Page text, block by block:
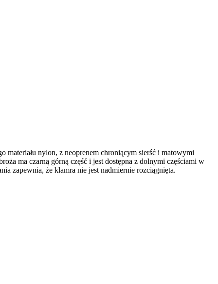
materiału nylon, z neoprenem chroniącym sierść i matowymi
ma czarną górną część i jest dostępna z dolnymi częściami w
zapewnia, że klamra nie jest nadmiernie rozciągnięta.